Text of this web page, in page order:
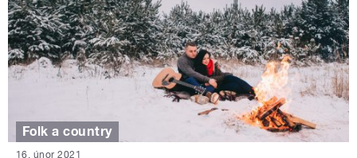
Folk a country
16. únor 2021